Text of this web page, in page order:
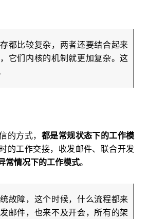
都比较复杂，两者还要结合起来
它们内核的机制就更加复杂。这
的方式， 都是常规状态下的工作模
的工作交接，收发邮件、联合开发
常情况下的工作模式。
故障，这个时候，什么流程都来
邮件，也来不及开会，所有的架